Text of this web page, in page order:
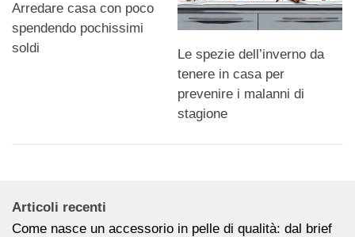
Arredare casa con poco
spendendo pochissimi
soldi
Le spezie dell’inverno da
tenere in casa per
prevenire i malanni di
stagione
Articoli recenti
Come nasce un accessorio in pelle di qualità: dal brief